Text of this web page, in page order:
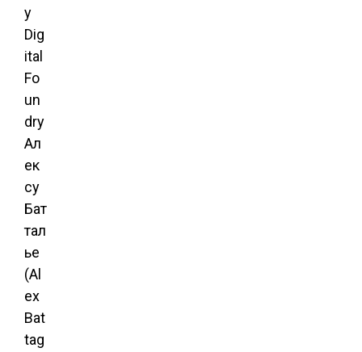
у
Dig
ital
Fo
un
dry
Ал
ек
су
Бат
тал
ье
(Al
ex
Bat
tag